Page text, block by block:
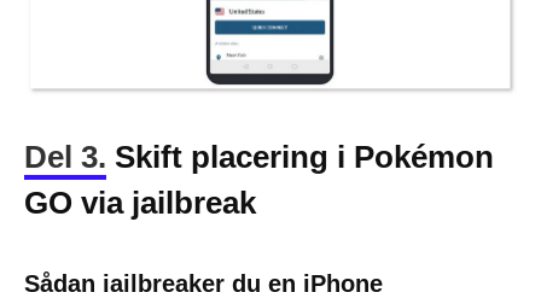
Del 3. Skift placering i Pokémon
GO via jailbreak
Sådan jailbreaker du en iPhone